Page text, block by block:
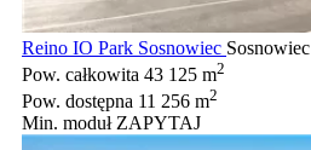
Reino IO Park Sosnowiec Sosnowiec
Pow. całkowita 43 125 m2
Pow. dostępna 11 256 m2
Min. moduł ZAPYTAJ